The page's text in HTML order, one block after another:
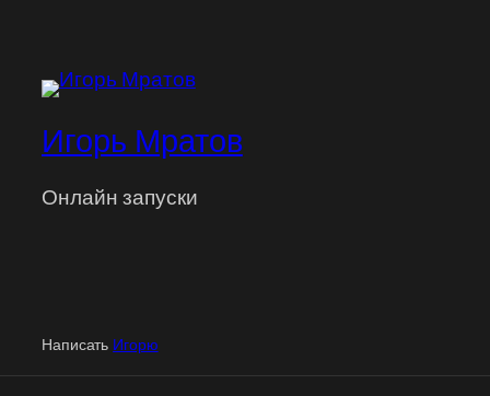
Игорь Мратов
Онлайн запуски
Написать Игорю